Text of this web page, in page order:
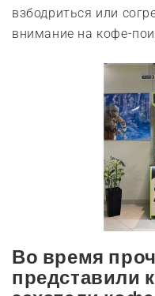
взбодриться или
внимание на кофе-
Во время
представили